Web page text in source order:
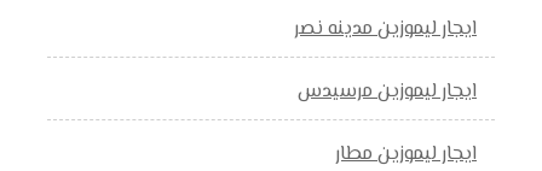
ايجار ليموزين مدينه نصر
ايجار ليموزين مرسيدس
ايجار ليموزين مطار